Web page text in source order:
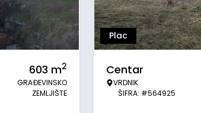
603 m2
GRAĐEVINSKO
ZEMLJIŠTE
Plac
Centar
VRDNIK
ŠIFRA: #564925